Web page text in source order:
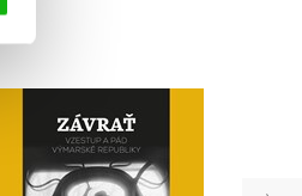
Závrať
Harald Jähner